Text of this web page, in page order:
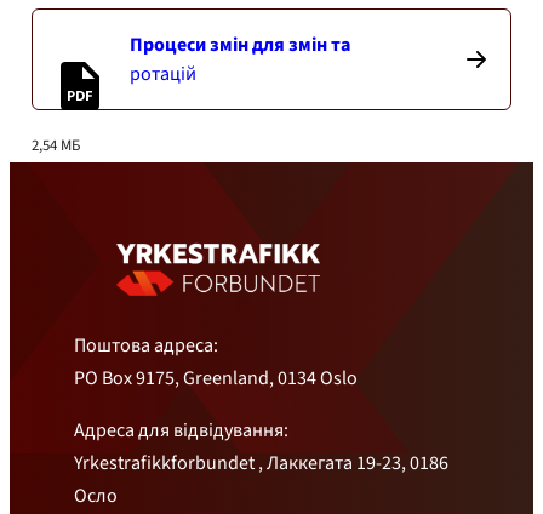
Процеси змін для змін та
ротацій
2,54 МБ
Поштова адреса:
PO Box 9175, Greenland, 0134 Oslo
Адреса для відвідування:
Yrkestrafikkforbundet , Лаккегата 19-23, 0186
Осло